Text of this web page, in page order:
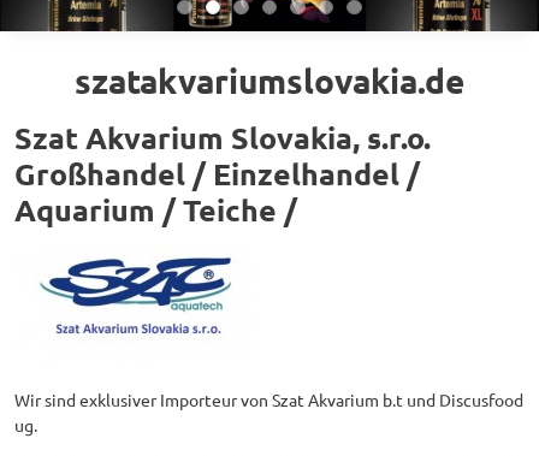
szatakvariumslovakia.de
Szat Akvarium Slovakia, s.r.o.
Großhandel / Einzelhandel /
Aquarium / Teiche /
Wir sind exklusiver Importeur von Szat Akvarium b.t und Discusfood
ug.